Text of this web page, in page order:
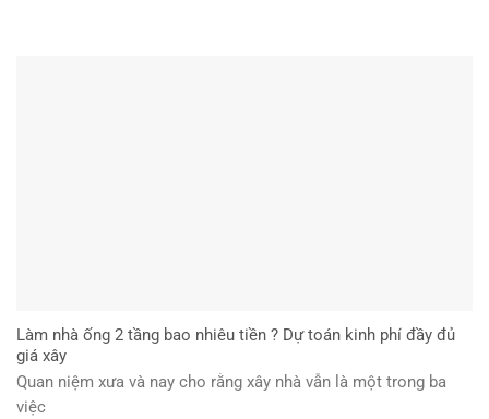
Làm nhà ống 2 tầng bao nhiêu tiền ? Dự toán kinh phí đầy đủ
giá xây
Quan niệm xưa và nay cho rằng xây nhà vẫn là một trong ba
việc